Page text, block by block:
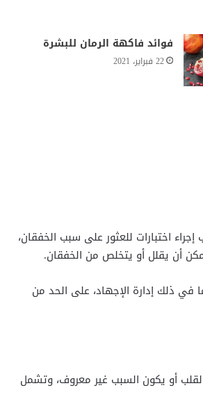
فوائد فاكهة الرمان للبشرة
22 فبراير، 2021
اختبارات للعثور على سبب الخفقان،
أن يقلل أو يتخلص من الخفقان.
ذلك إدارة الإجهاد، على الحد من
أو يكون السبب غير معروف، وتشمل